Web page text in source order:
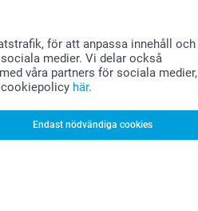
för att anpassa innehåll och
medier. Vi delar också
våra partners för sociala medier,
cookiepolicy här.
Endast nödvändiga cookies